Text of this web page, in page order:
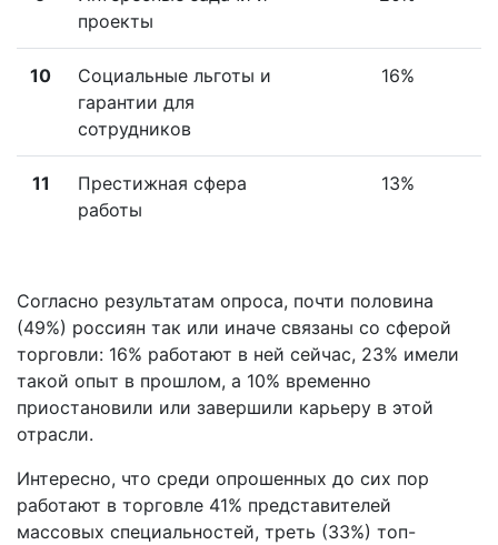
проекты
10
Социальные льготы и
гарантии для
сотрудников
16%
11
Престижная сфера
работы
13%
Согласно результатам опроса, почти половина
(49%) россиян так или иначе связаны со сферой
торговли: 16% работают в ней сейчас, 23% имели
такой опыт в прошлом, а 10% временно
приостановили или завершили карьеру в этой
отрасли.
Интересно, что среди опрошенных до сих пор
работают в торговле 41% представителей
массовых специальностей, треть (33%) топ-